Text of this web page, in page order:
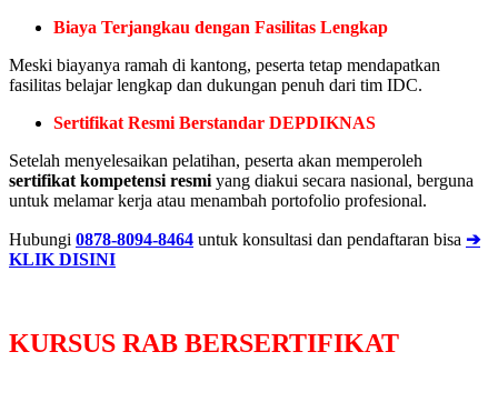
Biaya Terjangkau dengan Fasilitas Lengkap
Meski biayanya ramah di kantong, peserta tetap mendapatkan
fasilitas belajar lengkap dan dukungan penuh dari tim IDC.
Sertifikat Resmi Berstandar DEPDIKNAS
Setelah menyelesaikan pelatihan, peserta akan memperoleh
sertifikat kompetensi resmi yang diakui secara nasional, berguna
untuk melamar kerja atau menambah portofolio profesional.
Hubungi 0878-8094-8464 untuk konsultasi dan pendaftaran bisa ➔
KLIK DISINI
KURSUS RAB BERSERTIFIKAT